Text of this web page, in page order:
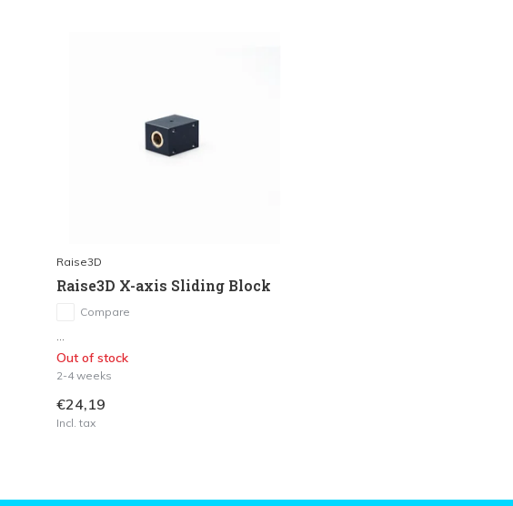
Raise3D
Raise3D X-axis Sliding Block
Compare
Out of stock
2-4 weeks
€24,19
Incl. tax